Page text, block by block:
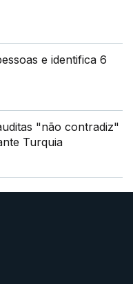
e identifica 6
"não contradiz"
Turquia